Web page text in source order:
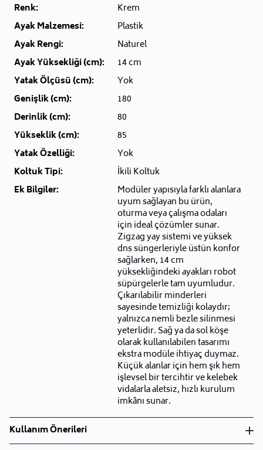
Renk:
Krem
Ayak Malzemesi:
Plastik
Ayak Rengi:
Naturel
Ayak Yüksekliği (cm):
14 cm
Yatak Ölçüsü (cm):
Yok
Genişlik (cm):
180
Derinlik (cm):
80
Yükseklik (cm):
85
Yatak Özelliği:
Yok
Koltuk Tipi:
İkili Koltuk
Ek Bilgiler:
Modüler yapısıyla farklı alanlara
uyum sağlayan bu ürün,
oturma veya çalışma odaları
için ideal çözümler sunar.
Zigzag yay sistemi ve yüksek
dns süngerleriyle üstün konfor
sağlarken, 14 cm
yüksekliğindeki ayakları robot
süpürgelerle tam uyumludur.
Çıkarılabilir minderleri
sayesinde temizliği kolaydır;
yalnızca nemli bezle silinmesi
yeterlidir. Sağ ya da sol köşe
olarak kullanılabilen tasarımı
ekstra modüle ihtiyaç duymaz.
Küçük alanlar için hem şık hem
işlevsel bir tercihtir ve kelebek
vidalarla aletsiz, hızlı kurulum
imkânı sunar.
Kullanım Önerileri